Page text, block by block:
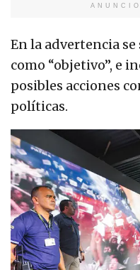
En la advertencia
como “objetivo”, e
posibles acciones
políticas.